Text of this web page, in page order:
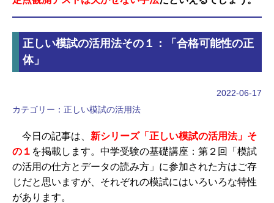
正しい模試の活用法その１：「合格可能性の正
体」
2022-06-17
カテゴリー： 正しい模試の活用法
今日の記事は、 新シリーズ「正しい模試の活用法」そ
の１ を掲載します。中学受験の基礎講座：第２回「模試
の活用の仕方とデータの読み方」に参加された方はご存
じだと思いますが、それぞれの模試にはいろいろな特性
があります。